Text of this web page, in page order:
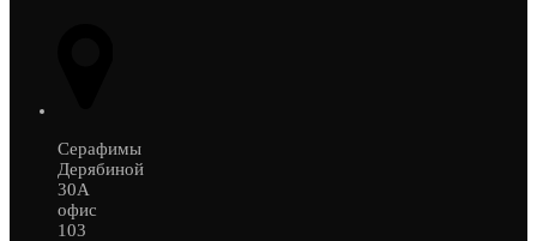
Серафимы
Дерябиной
30А
офис
103